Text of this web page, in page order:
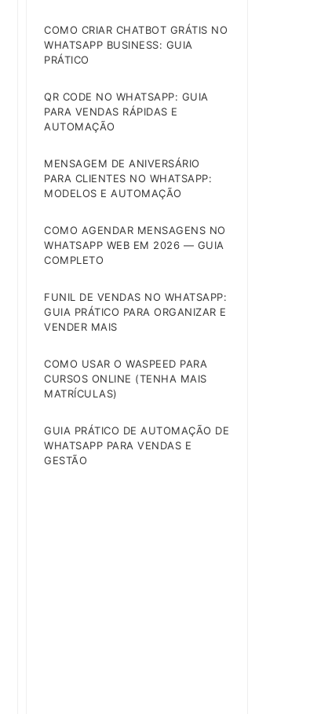
COMO CRIAR CHATBOT GRÁTIS NO
WHATSAPP BUSINESS: GUIA
PRÁTICO
QR CODE NO WHATSAPP: GUIA
PARA VENDAS RÁPIDAS E
AUTOMAÇÃO
MENSAGEM DE ANIVERSÁRIO
PARA CLIENTES NO WHATSAPP:
MODELOS E AUTOMAÇÃO
COMO AGENDAR MENSAGENS NO
WHATSAPP WEB EM 2026 — GUIA
COMPLETO
FUNIL DE VENDAS NO WHATSAPP:
GUIA PRÁTICO PARA ORGANIZAR E
VENDER MAIS
COMO USAR O WASPEED PARA
CURSOS ONLINE (TENHA MAIS
MATRÍCULAS)
GUIA PRÁTICO DE AUTOMAÇÃO DE
WHATSAPP PARA VENDAS E
GESTÃO